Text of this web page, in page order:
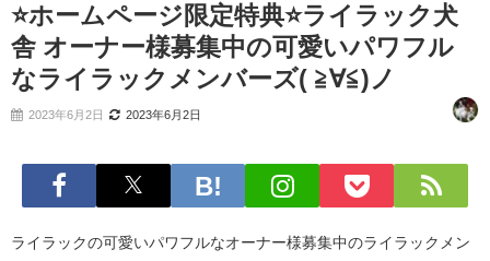
⭐️ホームページ限定特典⭐️ライラック犬
舎 オーナー様募集中の可愛いパワフル
なライラックメンバーズ( ≧∀≦)ノ
2023年6月2日 2023年6月2日
ライラックの可愛いパワフルなオーナー様募集中のライラックメン